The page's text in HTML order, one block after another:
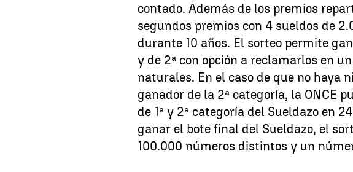
contado. Además de los premios
segundos premios con 4 sueldos de
durante 10 años. El sorteo permite
y de 2ª con opción a reclamarlos en
naturales. En el caso de que no haya
ganador de la 2ª categoría, la ONCE
de 1ª y 2ª categoría del Sueldazo en
ganar el bote final del Sueldazo, el
100.000 números distintos y un